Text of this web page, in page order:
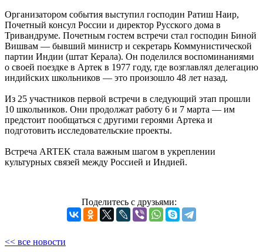
Организатором события выступил господин Ратиш Наир,
Почетный консул России и директор Русского дома в
Тривандруме. Почетным гостем встречи стал господин Биной
Вишвам — бывший министр и секретарь Коммунистической
партии Индии (штат Керала). Он поделился воспоминаниями
о своей поездке в Артек в 1977 году, где возглавлял делегацию
индийских школьников — это произошло 48 лет назад.
Из 25 участников первой встречи в следующий этап прошли
10 школьников. Они продолжат работу 6 и 7 марта — им
предстоит пообщаться с другими героями Артека и
подготовить исследовательские проекты.
Встреча ARTEK стала важным шагом в укреплении
культурных связей между Россией и Индией.
Поделитесь с друзьями:
<< все новости